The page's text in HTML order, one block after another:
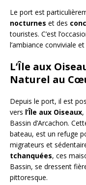
Le port est
nocturnes et des
touristes. C’est
l’ambiance conviviale
L’Île aux
Naturel au
Depuis le port, il est
vers l’Île aux Oiseaux
Bassin d’Arcachon.
bateau, est un refuge
migrateurs et
tchanquées, ces
Bassin, se dressent
pittoresque.